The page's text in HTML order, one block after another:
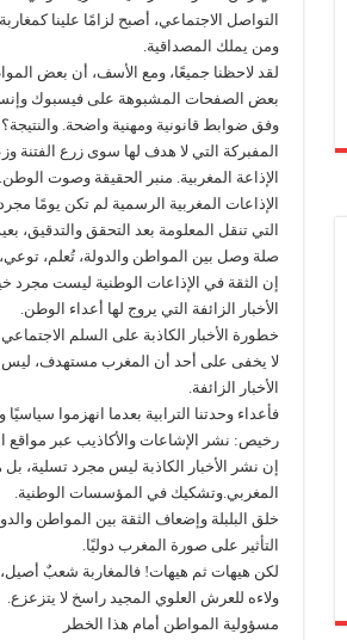
التواصل الاجتماعي، أصبح لزامًا علينا
ومن يملك المصداقية.
لقد لاحظنا جميعًا، ومع الأسف، أن بعض
بعض الصفحات المشبوهة على فيسبوك
وفق ضوابط قانونية ومهنية واضحة. والنتيجة؟
المفبركة التي لا هدف لها سوى زرع
الإذاعة المغربية. منبر الحقيقة وصوت الوطن.
الإذاعات المغربية الرسمية لم تكن يومًا
التي تنقل المعلومة بعد التحقق والتدقيق،
صلة وصل بين المواطن والدولة، تُعلم،
إن الثقة في الإذاعات الوطنية ليست
الأخبار الزائفة التي يروج لها أعداء الوطن.
خطورة الأخبار الكاذبة على السلم الاجتماعي
لا يخفى على أحد أن المغرب مستهدف، ليس
الأخبار الزائفة.
فأعداء وحدتنا الترابية بعدما انهزموا
رخيص: نشر الإشاعات والأكاذيب عبر مواقع
إن نشر الأخبار الكاذبة ليس مجرد
المغربي.وتشكيك في المؤسسات الوطنية.
خلق البلبلة وإضعاف الثقة بين المواطن
التأثير على صورة المغرب دوليًا.
لكن هيهات ثم هيهات! فالمغاربة شعبٌ
ولاءه للعرش العلوي المجيد راسخ لا يتزعزع.
مسؤولية المواطن أمام هذا الخطر